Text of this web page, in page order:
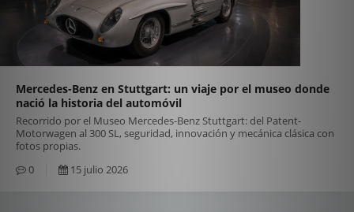
Mercedes-Benz en Stuttgart: un viaje por el museo donde
nació la historia del automóvil
Recorrido por el Museo Mercedes-Benz Stuttgart: del Patent-
Motorwagen al 300 SL, seguridad, innovación y mecánica clásica con
fotos propias.
0
15 julio 2026